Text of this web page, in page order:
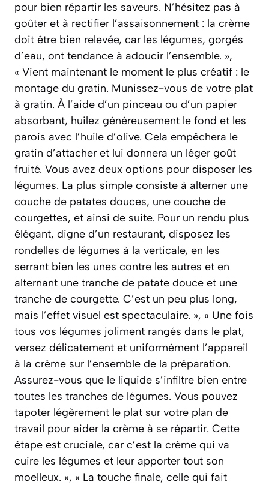
pour bien répartir les saveurs. N’hésitez pas à
goûter et à rectifier l’assaisonnement : la crème
doit être bien relevée, car les légumes, gorgés
d’eau, ont tendance à adoucir l’ensemble. »,
« Vient maintenant le moment le plus créatif : le
montage du gratin. Munissez-vous de votre plat
à gratin. À l’aide d’un pinceau ou d’un papier
absorbant, huilez généreusement le fond et les
parois avec l’huile d’olive. Cela empêchera le
gratin d’attacher et lui donnera un léger goût
fruité. Vous avez deux options pour disposer les
légumes. La plus simple consiste à alterner une
couche de patates douces, une couche de
courgettes, et ainsi de suite. Pour un rendu plus
élégant, digne d’un restaurant, disposez les
rondelles de légumes à la verticale, en les
serrant bien les unes contre les autres et en
alternant une tranche de patate douce et une
tranche de courgette. C’est un peu plus long,
mais l’effet visuel est spectaculaire. », « Une fois
tous vos légumes joliment rangés dans le plat,
versez délicatement et uniformément l’appareil
à la crème sur l’ensemble de la préparation.
Assurez-vous que le liquide s’infiltre bien entre
toutes les tranches de légumes. Vous pouvez
tapoter légèrement le plat sur votre plan de
travail pour aider la crème à se répartir. Cette
étape est cruciale, car c’est la crème qui va
cuire les légumes et leur apporter tout son
moelleux. », « La touche finale, celle qui fait